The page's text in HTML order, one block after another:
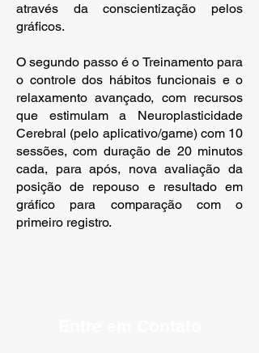
através da conscientização pelos
gráficos.
O segundo passo é o Treinamento para
o controle dos hábitos funcionais e o
relaxamento avançado, com recursos
que estimulam a Neuroplasticidade
Cerebral (pelo aplicativo/game) com 10
sessões, com duração de 20 minutos
cada, para após, nova avaliação da
posição de repouso e resultado em
gráfico para comparação com o
primeiro registro.